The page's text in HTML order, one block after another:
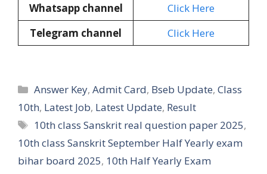
Whatsapp channel
Click Here
Telegram channel
Click Here
Categories
Answer Key,Admit Card, Bseb Update,Class
10th, Latest Job, Latest Update, Result
Tags
10th class Sanskrit real question paper 2025,
10th class Sanskrit September Half Yearly exam
bihar board 2025, 10th Half Yearly Exam